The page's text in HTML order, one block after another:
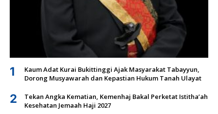
1
Kaum Adat Kurai Bukittinggi Ajak Masyarakat Tabayyun,
Dorong Musyawarah dan Kepastian Hukum Tanah Ulayat
2
Tekan Angka Kematian, Kemenhaj Bakal Perketat Istitha’ah
Kesehatan Jemaah Haji 2027